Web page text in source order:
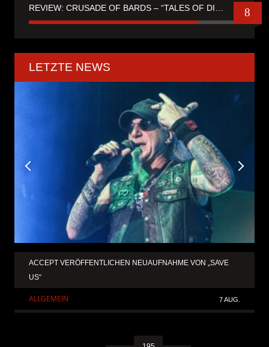
8
LETZTE NEWS
ACCEPT VERÖFFENTLICHEN NEUAUFNAHME VON „SAVE
US“
ALLGEMEIN 7 AUG.